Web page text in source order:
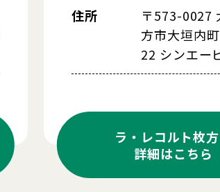
住所
〒573-0027
方市大垣内
22 シンエー
ラ・レコルト枚
詳細はこちら